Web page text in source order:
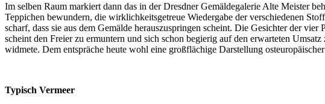
Im selben Raum markiert dann das in der Dresdner Gemäldegalerie Alte Meister
Teppichen bewundern, die wirklichkeitsgetreue Wiedergabe der verschiedenen
scharf, dass sie aus dem Gemälde herauszuspringen scheint. Die Gesichter der
scheint den Freier zu ermuntern und sich schon begierig auf den erwarteten
widmete. Dem entspräche heute wohl eine großflächige Darstellung
Typisch Vermeer